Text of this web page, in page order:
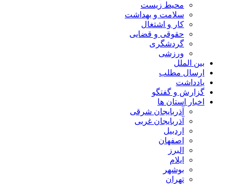
محیط زیست
سلامت و بهداشت
کار و اشتغال
حقوقی و قضایی
گردشگری
ورزشی
بین الملل
ارسال مطلب
یادداشت
گزارش و گفتگو
اخبار استان ها
آذربایجان شرقی
آذربایجان غربی
اردبیل
اصفهان
البرز
ایلام
بوشهر
تهران